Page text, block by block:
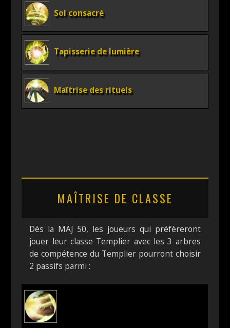
Sol consacré
Tapisserie de lumière
Maîtrise des rituels
MAÎTRISE DE CLASSE
Dès la MAJ 50, les joueurs qui préfèreront
jouer leur classe Templier avec les 3 arbres
de compétence du Templier pourront choisir
2 passifs parmi :